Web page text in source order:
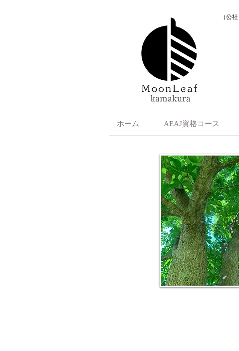
（公
ホーム AEAJ資格コース